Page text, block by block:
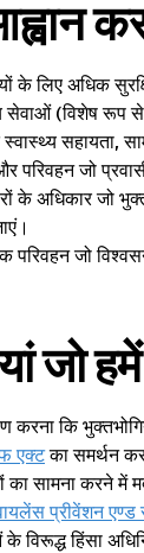
के लिए अधिक
सेवाओं (विशेष रूप से
स्वास्थ्य सहायता,
परिवहन जो
के अधिकार जो
परिवहन जो
जो
करना कि
एक्टका समर्थन
का सामना करने में
प्रीवेंशन एण्ड
विरूद्ध हिंसा